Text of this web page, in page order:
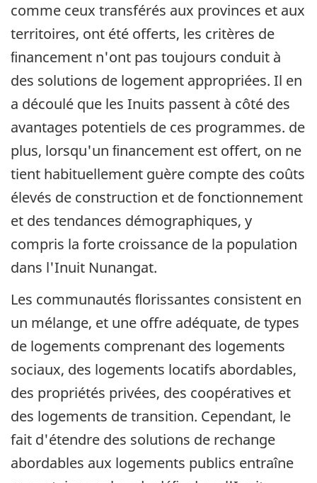
comme ceux transférés aux provinces et aux
territoires, ont été offerts, les critères de
ﬁnancement n'ont pas toujours conduit à
des solutions de logement appropriées. Il en
a découlé que les Inuits passent à côté des
avantages potentiels de ces programmes. de
plus, lorsqu'un ﬁnancement est offert, on ne
tient habituellement guère compte des coûts
élevés de construction et de fonctionnement
et des tendances démographiques, y
compris la forte croissance de la population
dans l'Inuit Nunangat.
Les communautés ﬂorissantes consistent en
un mélange, et une offre adéquate, de types
de logements comprenant des logements
sociaux, des logements locatifs abordables,
des propriétés privées, des coopératives et
des logements de transition. Cependant, le
fait d'étendre des solutions de rechange
abordables aux logements publics entraîne